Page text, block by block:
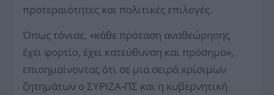
προτεραιότητες και πολιτικές επιλογές.
Όπως τόνισε, «κάθε πρόταση αναθεώρησης
έχει φορτίο, έχει κατεύθυνση και πρόσημο»,
επισημαίνοντας ότι σε μια σειρά κρίσιμων
ζητημάτων ο ΣΥΡΙΖΑ-ΠΣ και η κυβερνητική